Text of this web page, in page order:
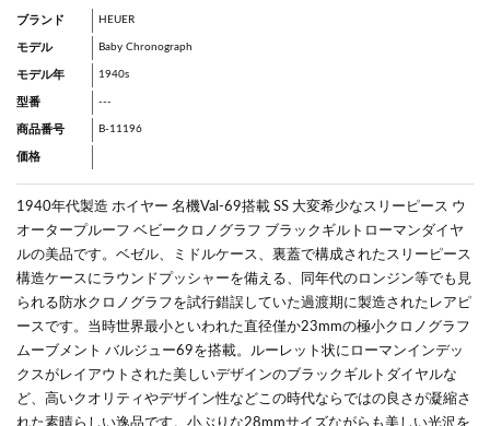
ブランド HEUER
モデル Baby Chronograph
モデル年 1940s
型番 ---
商品番号 B-11196
価格
1940年代製造 ホイヤー 名機Val-69搭載 SS 大変希少なスリーピース ウ
オータープルーフ ベビークロノグラフ ブラックギルトローマンダイヤ
ルの美品です。 ベゼル、ミドルケース、裏蓋で構成されたスリーピース
構造ケースにラウンドプッシャーを備える、同年代のロンジン等でも見
られる防水クロノグラフを試行錯誤していた過渡期に製造されたレアピ
ースです。 当時世界最小といわれた直径僅か23mmの極小クロノグラフ
ムーブメント バルジュー69を搭載。ルーレット状にローマンインデッ
クスがレイアウトされた美しいデザインのブラックギルトダイヤルな
ど、高いクオリティやデザイン性などこの時代ならではの良さが凝縮さ